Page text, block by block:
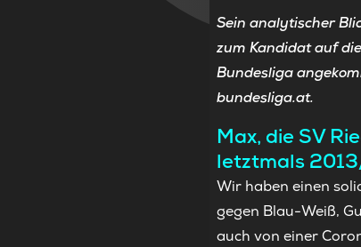
Sein analytischer
zum Kandidat auf
Bundesliga
bundesliga.at.
Max, die SV
letztmals
Wir haben einen
gegen Blau-Weiß,
auch von einer